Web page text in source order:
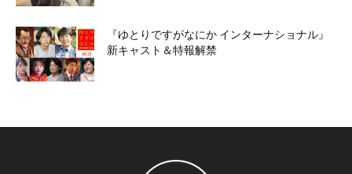
『ゆとりですがなにか インターナショナル』
新キャスト＆特報解禁